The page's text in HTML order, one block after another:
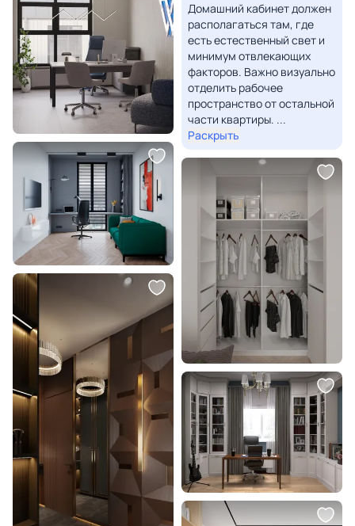
Домашний кабинет должен
располагаться там, где
есть естественный свет и
минимум отвлекающих
факторов. Важно визуально
отделить рабочее
пространство от остальной
части квартиры. ...
Раскрыть